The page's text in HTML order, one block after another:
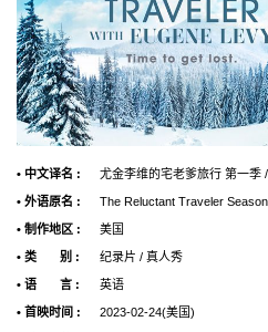
• 中文译名 : 尤金李维的宅老爹旅行 第一季
• 外语原名 : The Reluctant Traveler Season
• 制作地区 : 美国
• 类 别 : 纪录片 / 真人秀
• 语 言 : 英语
• 首映时间 : 2023-02-24(美国)